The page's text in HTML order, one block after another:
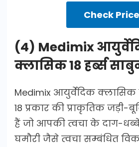
Check Price
(4) Medimix
क्लासिक 18 हर्ब्स
Medimix आयुर्वेदिक क्लासिक
18 प्रकार की प्राकृतिक जड़ी-
हैं जो आपकी त्वचा के दाग-
घमौरी जैसे त्वचा सम्बंधित